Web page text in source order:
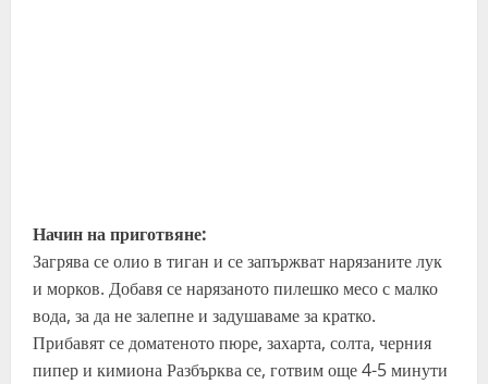
Начин на приготвяне:
Загрява се олио в тиган и се запържват нарязаните лук
и морков. Добавя се нарязаното пилешко месо с малко
вода, за да не залепне и задушаваме за кратко.
Прибавят се доматеното пюре, захарта, солта, черния
пипер и кимиона Разбърква се, готвим още 4-5 минути